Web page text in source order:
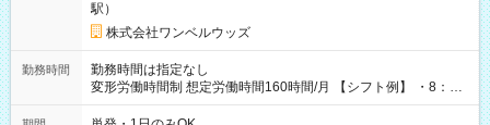
駅）
株式会社ワンベルウッズ
勤務時間
勤務時間は指定なし
変形労働時間制 想定労働時間160時間/月 【シフト例】 ・8：00
～21：00